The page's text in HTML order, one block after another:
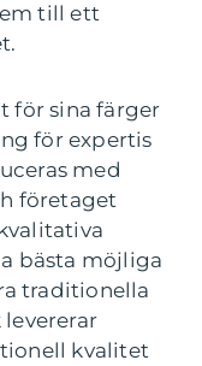
till ett
för sina färger
för expertis
med
företaget
bästa möjliga
traditionella
kvalitet